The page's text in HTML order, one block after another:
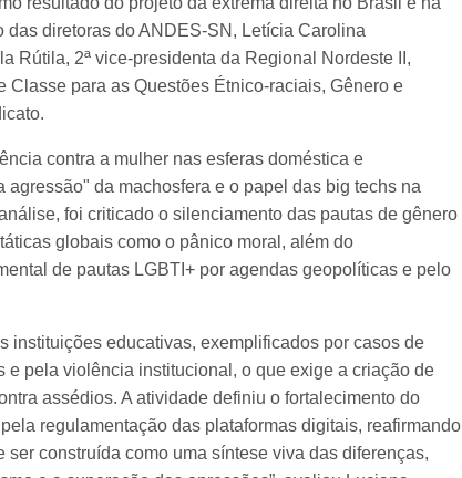
das diretoras do ANDES-SN, Letícia Carolina
Rútila, 2ª vice-presidenta da Regional Nordeste II,
Classe para as Questões Étnico-raciais, Gênero e
contra a mulher nas esferas doméstica e
da machosfera e o papel das big techs na
foi criticado o silenciamento das pautas de gênero
globais como o pânico moral, além do
de pautas LGBTI+ por agendas geopolíticas e pelo
instituições educativas, exemplificados por casos de
e pela violência institucional, o que exige a criação de
assédios. A atividade definiu o fortalecimento do
regulamentação das plataformas digitais, reafirmando
construída como uma síntese viva das diferenças,